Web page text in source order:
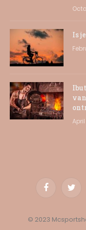
Is
Facebook
© 2023